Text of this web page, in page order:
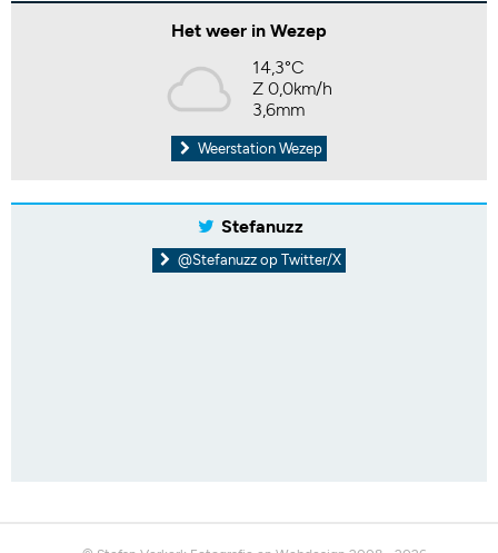
Het weer in Wezep
14,3°C
Z 0,0km/h
3,6mm
Weerstation Wezep
Stefanuzz
@Stefanuzz op Twitter/X